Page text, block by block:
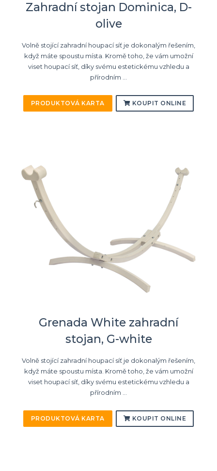
Zahradní stojan Dominica, D-
olive
Volně stojící zahradní houpací síť je dokonalým řešením,
když máte spoustu místa. Kromě toho, že vám umožní
viset houpací síť, díky svému estetickému vzhledu a
přírodním ...
PRODUKTOVÁ KARTA KOUPIT ONLINE
Grenada White zahradní
stojan, G-white
Volně stojící zahradní houpací síť je dokonalým řešením,
když máte spoustu místa. Kromě toho, že vám umožní
viset houpací síť, díky svému estetickému vzhledu a
přírodním ...
PRODUKTOVÁ KARTA KOUPIT ONLINE